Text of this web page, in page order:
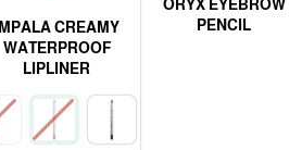
ORYX EYEBROW
PENCIL
IMPALA CREAMY
WATERPROOF
LIPLINER